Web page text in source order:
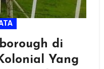
di
Yang